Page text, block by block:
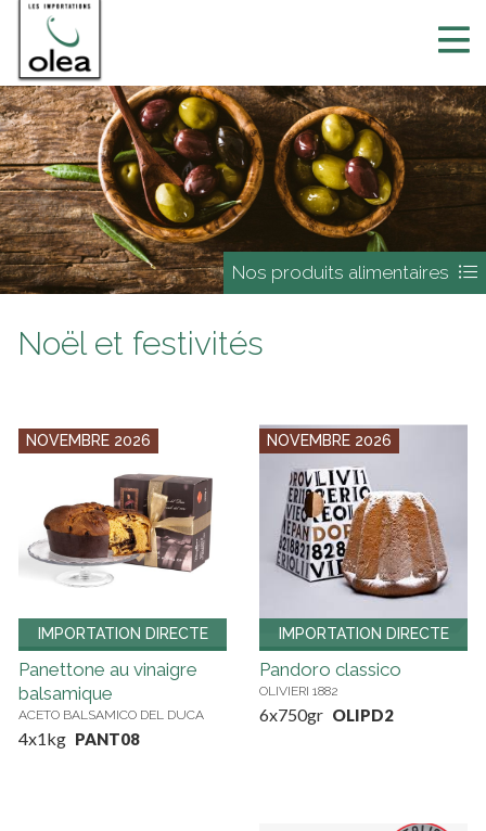
Nos produits alimentaires
Noël et festivités
IMPORTATION DIRECTE
NOVEMBRE 2026
Panettone au vinaigre
balsamique
ACETO BALSAMICO DEL DUCA
4x1kg PANT08
IMPORTATION DIRECTE
NOVEMBRE 2026
Pandoro classico
OLIVIERI 1882
6x750gr OLIPD2